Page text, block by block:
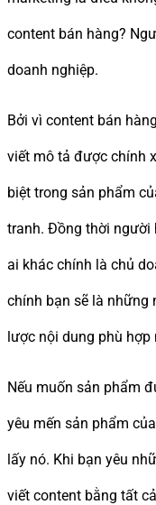
content bán hàng?
doanh nghiệp.
Bởi vì content bán
viết mô tả được chính
biệt trong sản phẩm
tranh. Đồng thời người
ai khác chính là chủ
chính bạn sẽ là những
lược nội dung phù hợp
Nếu muốn sản phẩm
yêu mến sản phẩm
lấy nó. Khi bạn yêu
viết content bằng tất